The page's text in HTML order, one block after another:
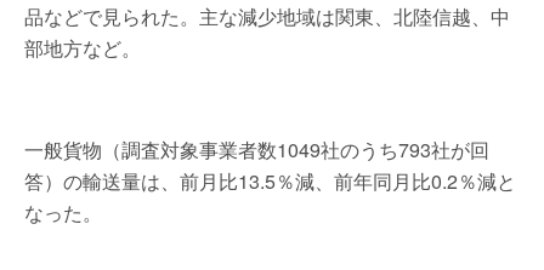
品などで見られた。主な減少地域は関東、北陸信越、中
部地方など。
一般貨物（調査対象事業者数1049社のうち793社が回
答）の輸送量は、前月比13.5％減、前年同月比0.2％減と
なった。